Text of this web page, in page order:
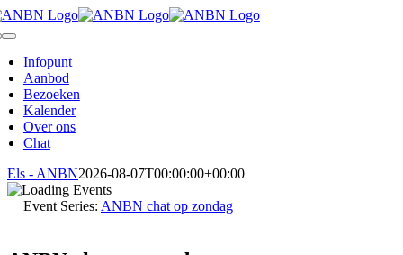
Skip
to
Infopunt
Aanbod
Bezoeken
Kalender
Over ons
Chat
Els - ANBN2026-08-07T00:00:00+00:00
Event Series: ANBN chat op zondag